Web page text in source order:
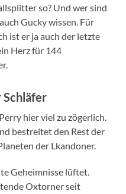
so? Und wer sind
Gucky wissen. Für
ist er ja auch der letzte
Herz für 144
Schläfer
hier viel zu zögerlich.
bestreitet den Rest der
der Lkandoner.
Geheimnisse lüftet.
Oxtorner seit